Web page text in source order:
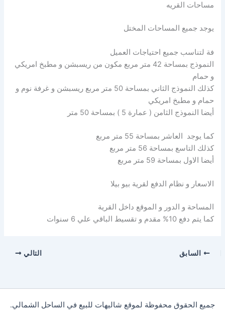
مساحات القريه
يوجد جميع المساحات المختل
فة لتناسب جميع احتياجات العميل
النموذج بمساحة 42 متر مربع مكون من ريسبشن و مطبخ امريكي
و حمام
كذلك النموذج الثاني بمساحة 50 متر مربع ريسبشن و غرفة نوم و
حمام و مطبخ امريكي
أيضا النموذج الثامن ( عمارة 5 ) بمساحة 50 متر
كما يوجد العاشر بمساحة 55 متر مربع
كذلك التاسع بمساحة 56 متر مربع
أيضا الاول بمساحة 59 متر مربع
الاسعار و نظام الدفع لقرية بيو بيلا
المساحة و الدور و الموقع داخل القرية
كما يتم دفع 10% مقدم و تقسيط الباقي علي 6 سنوات
السابق التالي
جميع الحقوق محفوظة لموقع شاليهات للبيع في الساحل الشمالي.